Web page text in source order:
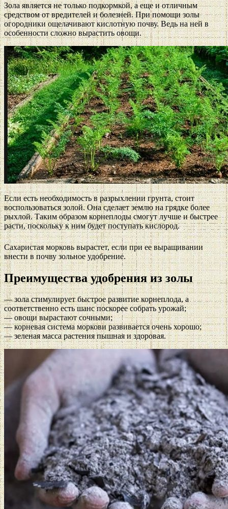
Зола является не только подкормкой, а еще и отличным
средством от вредителей и болезней. При помощи золы
огородники ощелачивают кислотную почву. Ведь на ней в
особенности сложно вырастить овощи.
Если есть необходимость в разрыхлении грунта, стоит
воспользоваться золой. Она сделает землю на грядке более
рыхлой. Таким образом корнеплоды смогут лучше и быстрее
расти, поскольку к ним будет поступать кислород.
Сахаристая морковь вырастет, если при ее выращивании
внести в почву зольное удобрение.
Преимущества удобрения из золы
— зола стимулирует быстрое развитие корнеплода, а
соответственно есть шанс поскорее собрать урожай;
— овощи вырастают сочными;
— корневая система моркови развивается очень хорошо;
— зеленая масса растения пышная и здоровая.